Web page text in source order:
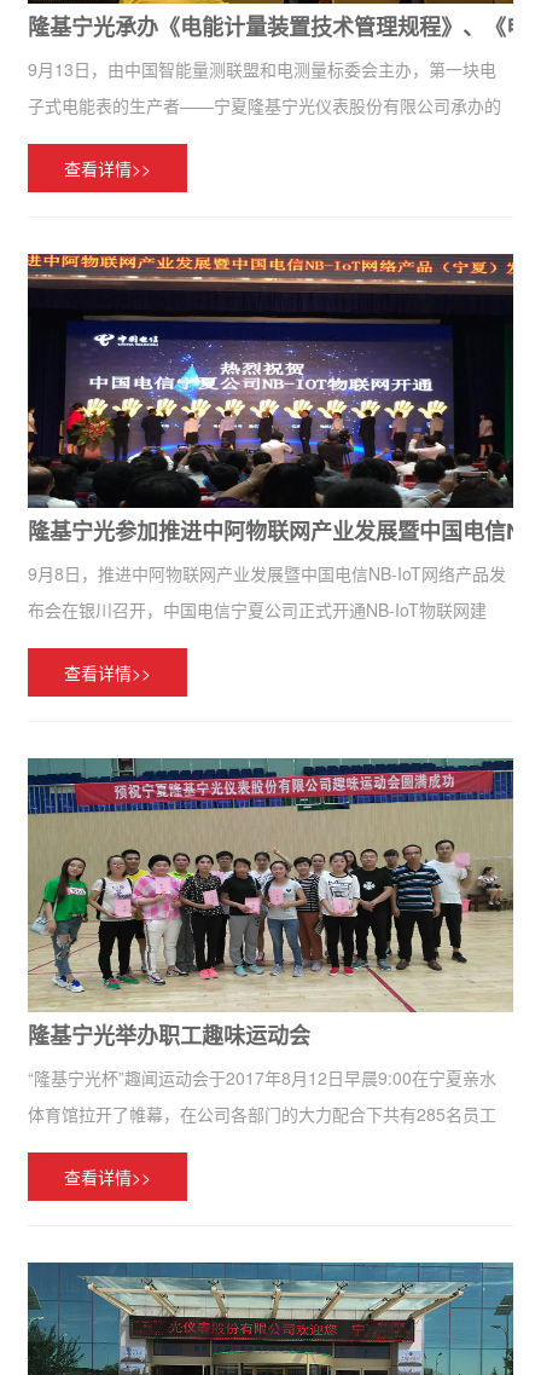
隆基宁光承办《电能计量装置技术管理规程》、《
9月13日，由中国智能量测联盟和电测量标委会主办，第一块电
子式电能表的生产者——宁夏隆基宁光仪表股份有限公司承办的
DL/T 448-2016《电能计量装置技术管理规程》标准宣贯会、
QGDW 10347-2016 《电能计量装置通用设计》宣贯...
查看详情>>
隆基宁光参加推进中阿物联网产业发展暨中国电信
9月8日，推进中阿物联网产业发展暨中国电信NB-IoT网络产品发
布会在银川召开，中国电信宁夏公司正式开通NB-IoT物联网建
设。宁夏隆基宁光仪表股份有限公司作为参展商及NB-IoT物联网
建设的合作单位参加了此次大会。 NB-IoT是基...
查看详情>>
隆基宁光举办职工趣味运动会
“隆基宁光杯”趣闻运动会于2017年8月12日早晨9:00在宁夏亲水
体育馆拉开了帷幕，在公司各部门的大力配合下共有285名员工
参加了本次趣味运动会。本次趣味运动会设置了五人制男子篮球
比赛、羽毛球赛、乒乓球赛、多足贪吃蛇、拔河和七人制长绳共
查看详情>>